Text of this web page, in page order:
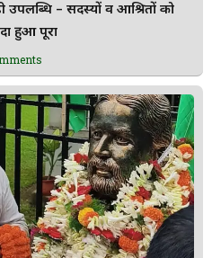
– सदस्यों व आश्रितों को
हुआ पूरा